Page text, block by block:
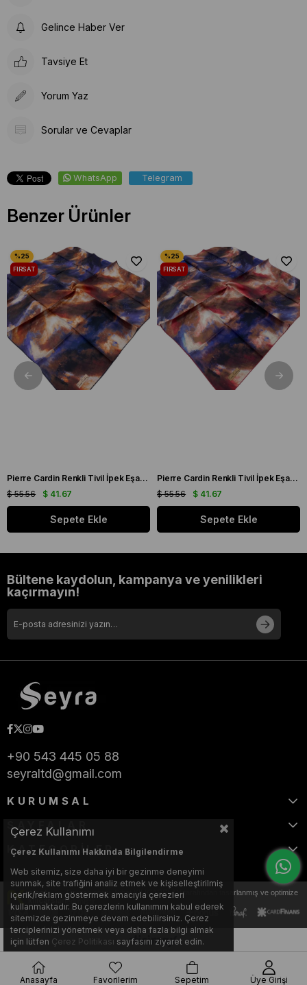
Gelince Haber Ver
Tavsiye Et
Yorum Yaz
Sorular ve Cevaplar
WhatsApp Telegram
Benzer Ürünler
Pierre Cardin Renkli Tivil İpek Eşarp 7955438 - 921
$ 41.67
$ 55.56
Sepete Ekle
FIRSAT
ÜRÜNÜ
Pierre Cardin Renkli Tivil İpek Eşarp 7955438 - 941
$ 41.67
$ 55.56
Sepete Ekle
FIRSAT
ÜRÜNÜ
Bültene kaydolun, kampanya ve yenilikleri
kaçırmayın!
+90 543 445 05 88
seyraltd@gmail.com
KURUMSAL
SAYFALAR
KATEGORİLER
Bu web sitesi, Nihat KILIÇARSLAN tarafından tasarlanmış ve optimize
edilmiştir.
Çerez Kullanımı
Çerez Kullanımı Hakkında Bilgilendirme
Web sitemiz, size daha iyi bir gezinme deneyimi
sunmak, site trafiğini analiz etmek ve kişiselleştirilmiş
içerik/reklam göstermek amacıyla çerezleri
kullanmaktadır. Bu çerezlerin kullanımını kabul ederek
sitemizde gezinmeye devam edebilirsiniz. Çerez
terciplerinizi yönetmek veya daha fazla bilgi almak
için lütfen Çerez Politikası sayfasını ziyaret edin.
Anasayfa Favorilerim Sepetim Üye Girişi